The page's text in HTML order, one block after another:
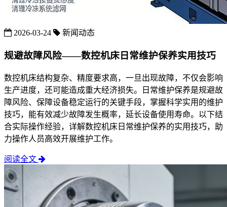
2026-03-24 新闻动态
规避故障风险——数控机床日常维护保养实用技巧
数控机床结构复杂、精度要求高，一旦出现故障，不仅会影响
生产进度，还可能造成重大经济损失。日常维护保养是规避故
障风险、保障设备稳定运行的关键手段，掌握科学实用的维护
技巧，能有效减少故障发生概率，延长设备使用寿命。以下结
合实际操作经验，详解数控机床日常维护保养的实用技巧，助
力操作人员高效开展维护工作。
阅读全文